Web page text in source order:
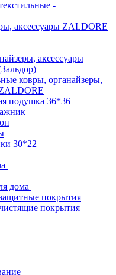
-
аксессуары ZALDORE
аксессуары
ковры, органайзеры,
подушка 36*36
30*22
дома
покрытия
покрытия